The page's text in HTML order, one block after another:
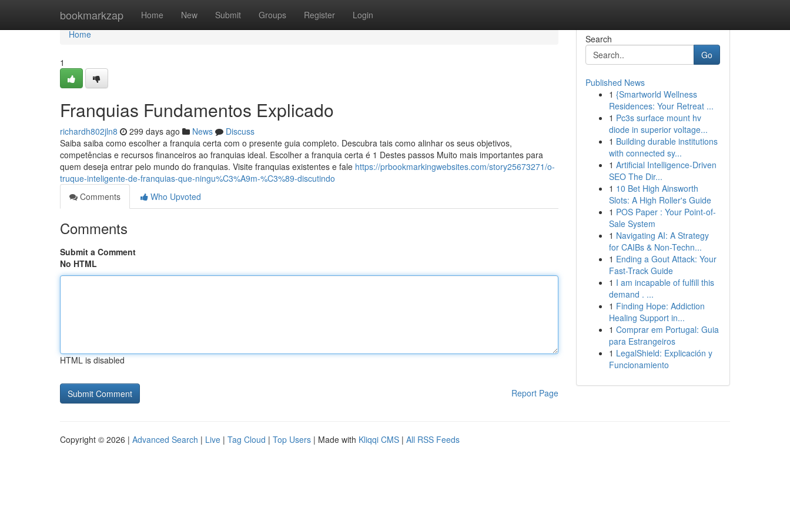
bookmarkzap Home New Submit Groups Register Login
Home
Home
1
Franquias Fundamentos Explicado
richardh802jln8 299 days ago News
Discuss
Saiba saiba como escolher a franquia certa com o presente guia completo. Descubra tais como alinhar os seus objetivos,
competências e recursos financeiros ao franquias ideal. Escolher a franquia certa é 1 Destes passos Muito mais importantes para
quem deseja entrar pelo mundo do franquias. Visite franquias existentes e fale https://prbookmarkingwebsites.com/story25673271/o-
truque-inteligente-de-franquias-que-ningu%C3%A9m-%C3%89-discutindo
Comments
Who Upvoted
Comments
Submit a Comment
No HTML
HTML is disabled
Report Page
Search
Go
Published News
1 {Smartworld Wellness
Residences: Your Retreat ...
1 Pc3s surface mount hv
diode in superior voltage...
1 Building durable institutions
with connected sy...
1 Artificial Intelligence-Driven
SEO The Dir...
1 10 Bet High Ainsworth
Slots: A High Roller's Guide
1 POS Paper : Your Point-of-
Sale System
1 Navigating AI: A Strategy
for CAIBs & Non-Techn...
1 Ending a Gout Attack: Your
Fast-Track Guide
1 I am incapable of fulfill this
demand . ...
1 Finding Hope: Addiction
Healing Support in...
1 Comprar em Portugal: Guia
para Estrangeiros
1 LegalShield: Explicación y
Funcionamiento
Copyright © 2026 | Advanced Search | Live | Tag Cloud | Top Users | Made with Kliqqi CMS | All RSS Feeds